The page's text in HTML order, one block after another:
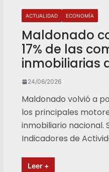
ACTUALIDAD ECONOMÍA
Maldonado
17% de las
inmobiliarias
24/06/2026
Maldonado volvió a
los principales
inmobiliario nacional.
Indicadores de
Leer +